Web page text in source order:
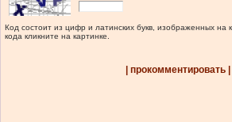
Код состоит из цифр и латинских букв, изображенных на
кода кликните на картинке.
| прокомментировать |